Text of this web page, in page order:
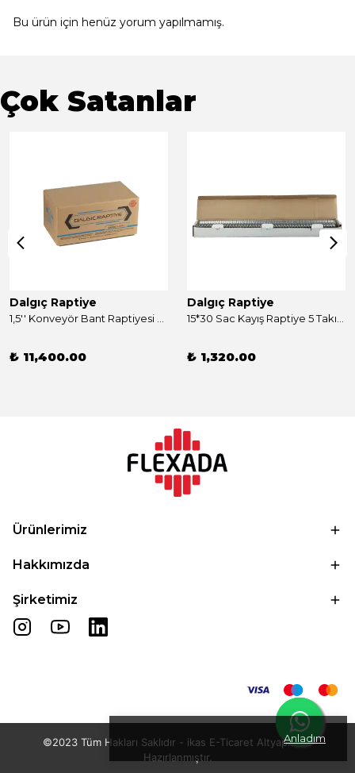
Anladım
Bu ürün için henüz yorum yapılmamış.
Çok Satanlar
Dalgıç Raptiye
₺ 11,400.00
Dalgıç Raptiye
₺ 1,320.00
Ürünlerimiz
Hakkımızda
Şirketimiz
©2023 Tüm Hakları Saklıdır - ikas E-Ticaret Altyapısı ile
Hazırlanmıştır.